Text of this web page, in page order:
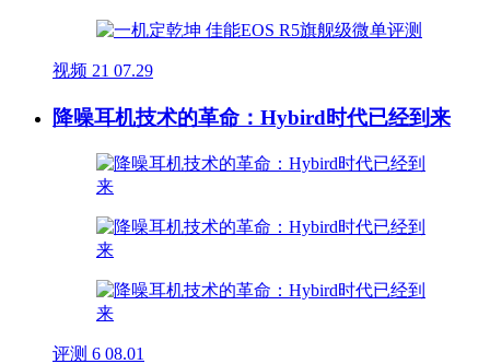
视频 21 07.29
降噪耳机技术的革命：Hybird时代已经到来
评测 6 08.01